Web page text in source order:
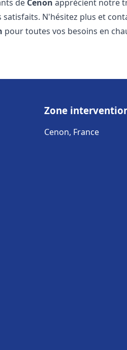
de Cenon apprécient notre
satisfaits. N'hésitez plus et
pour toutes vos besoins en
Zone
Cenon, France